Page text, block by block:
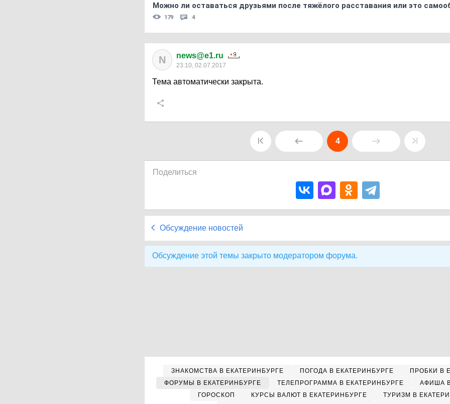
Можно ли оставаться друзьями после тяжёлого расставания или это
179 4
N news@e1.ru
23:10, 02.07.2017
Тема автоматически закрыта.
4
Поделиться
Обсуждение новостей
Обсуждение этой темы закрыто модератором форума.
ЗНАКОМСТВА В ЕКАТЕРИНБУРГЕ ПОГОДА В ЕКАТЕРИНБУРГЕ
ПРОБКИ В
ФОРУМЫ В ЕКАТЕРИНБУРГЕ
ТЕЛЕПРОГРАММА В ЕКАТЕРИНБУРГЕ
АФИША
ГОРОСКОП
КУРСЫ ВАЛЮТ В ЕКАТЕРИНБУРГЕ
ТУРИЗМ В